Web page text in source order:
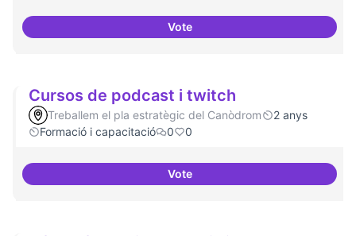
VoteFormació especialitzada en
Cursos de podcast i twitch
Treballem el pla estratègic del Canòdrom
2 anys
Formació i capacitació
0 0
VoteCursos de podcast i twitch